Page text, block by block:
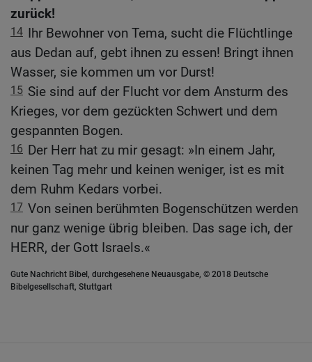
zurück!
14 Ihr Bewohner von Tema, sucht die Flüchtlinge
aus Dedan auf, gebt ihnen zu essen! Bringt ihnen
Wasser, sie kommen um vor Durst!
15 Sie sind auf der Flucht vor dem Ansturm des
Krieges, vor dem gezückten Schwert und dem
gespannten Bogen.
16 Der Herr hat zu mir gesagt: »In einem Jahr,
keinen Tag mehr und keinen weniger, ist es mit
dem Ruhm Kedars vorbei.
17 Von seinen berühmten Bogenschützen werden
nur ganz wenige übrig bleiben. Das sage ich, der
HERR, der Gott Israels.«
Gute Nachricht Bibel, durchgesehene Neuausgabe, © 2018 Deutsche
Bibelgesellschaft, Stuttgart